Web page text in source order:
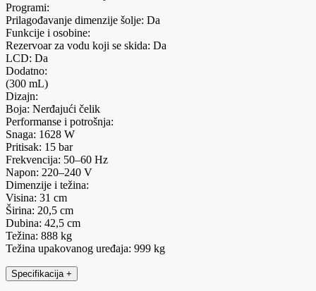
Programi:
Prilagođavanje dimenzije šolje: Da
Funkcije i osobine:
Rezervoar za vodu koji se skida: Da
LCD: Da
Dodatno:
(300 mL)
Dizajn:
Boja: Nerđajući čelik
Performanse i potrošnja:
Snaga: 1628 W
Pritisak: 15 bar
Frekvencija: 50–60 Hz
Napon: 220–240 V
Dimenzije i težina:
Visina: 31 cm
Širina: 20,5 cm
Dubina: 42,5 cm
Težina: 888 kg
Težina upakovanog uređaja: 999 kg
Specifikacija +